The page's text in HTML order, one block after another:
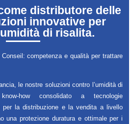
distributore delle
innovative per
di risalita.
competenza e qualità per trattare
le nostre soluzioni contro l’umidità di
how consolidato a tecnologie
per la distribuzione e la vendita a livello
una protezione duratura e ottimale per i